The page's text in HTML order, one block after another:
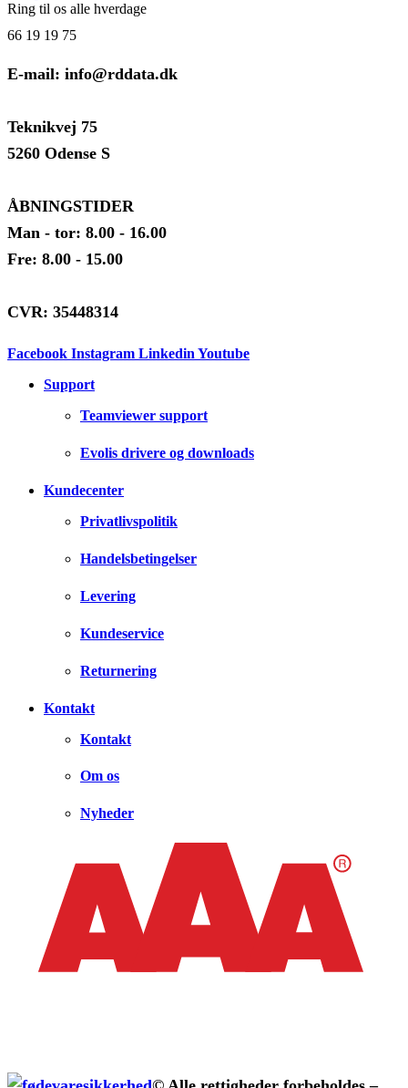
Ring til os alle hverdage
66 19 19 75
E-mail: info@rddata.dk
Teknikvej 75
5260 Odense S
ÅBNINGSTIDER
Man - tor: 8.00 - 16.00
Fre: 8.00 - 15.00
CVR: 35448314
Facebook Instagram Linkedin Youtube
Support
Teamviewer support
Evolis drivere og downloads
Kundecenter
Privatlivspolitik
Handelsbetingelser
Levering
Kundeservice
Returnering
Kontakt
Kontakt
Om os
Nyheder